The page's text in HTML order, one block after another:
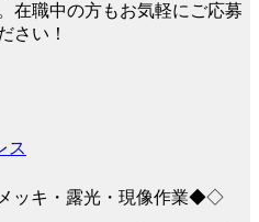
在職中の方もお気軽にご応募
さい！
ス
ッキ・露光・現像作業◆◇